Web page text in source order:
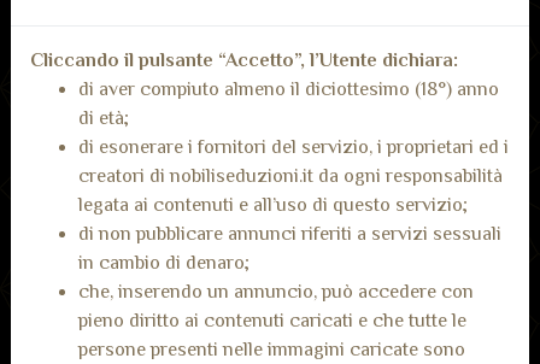
Inserisci recensione
Recensioni dai nostri
utenti
Non ci sono ancora recensioni.
Cliccando il pulsante “Accetto”, l’Utente dichiara:
di aver compiuto almeno il diciottesimo (18°) anno
di età;
di esonerare i fornitori del servizio, i proprietari ed i
creatori di nobiliseduzioni.it da ogni responsabilità
legata ai contenuti e all’uso di questo servizio;
di non pubblicare annunci riferiti a servizi sessuali
in cambio di denaro;
che, inserendo un annuncio, può accedere con
pieno diritto ai contenuti caricati e che tutte le
persone presenti nelle immagini caricate sono